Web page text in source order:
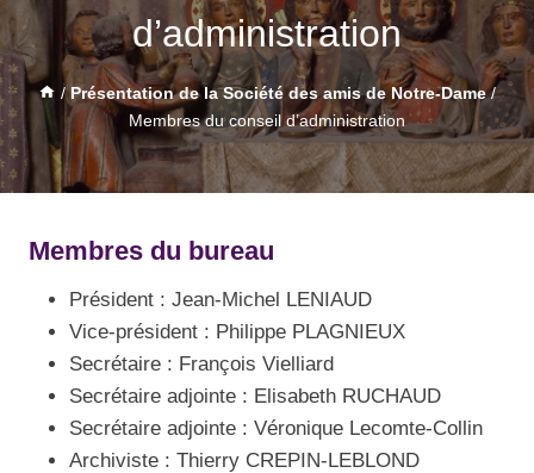
d’administration
/ Présentation de la Société des amis de Notre-Dame /
Membres du conseil d’administration
Membres du bureau
Président : Jean-Michel LENIAUD
Vice-président : Philippe PLAGNIEUX
Secrétaire : François Vielliard
Secrétaire adjointe : Elisabeth RUCHAUD
Secrétaire adjointe : Véronique Lecomte-Collin
Archiviste : Thierry CREPIN-LEBLOND